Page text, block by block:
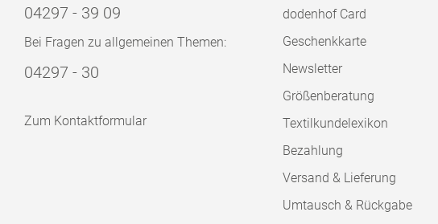
04297 - 39 09
Bei Fragen zu allgemeinen Themen:
04297 - 30
Zum Kontaktformular
dodenhof Card
Geschenkkarte
Newsletter
Größenberatung
Textilkundelexikon
Bezahlung
Versand & Lieferung
Umtausch & Rückgabe